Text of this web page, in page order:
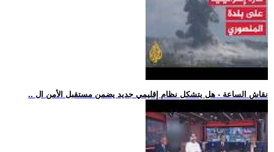
.. نقاش الساعة - هل يتشكل نظام إقليمي جديد يضمن مستقبل الأمن ال